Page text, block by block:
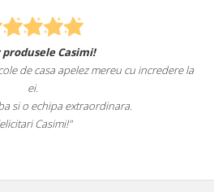
Felcitari oameni minunati pentru
sunteti cei mai buni. Nepotii mei au fost
Recomand cu drag si